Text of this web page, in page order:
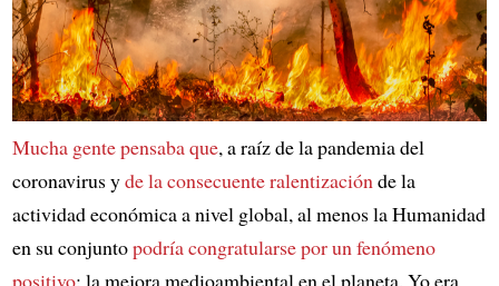
Mucha gente pensaba que, a raíz de la pandemia del
coronavirus yde la consecuente ralentizaciónde la
actividad económica a nivel global, al menos la Humanidad
en su conjuntopodría congratularse por un fenómeno
positivo: la mejora medioambiental en el planeta. Yo era